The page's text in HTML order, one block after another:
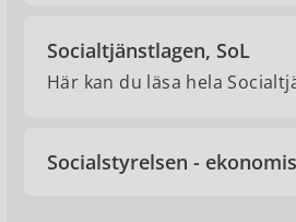
Socialtjänstlagen, SoL
Här kan du läsa hela
Socialstyrelsen -